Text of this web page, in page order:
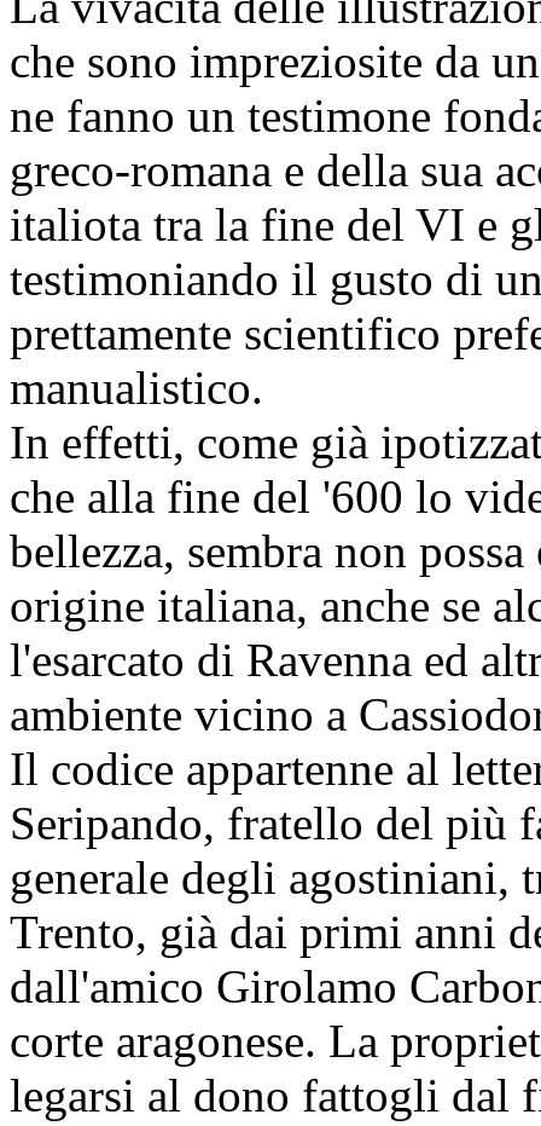
che sono impreziosite da
ne fanno un testimone
greco-romana e della sua
italiota tra la fine del VI e
testimoniando il gusto di
prettamente scientifico
manualistico.
In effetti, come già
che alla fine del '600 lo
bellezza, sembra non
origine italiana, anche se
l'esarcato di Ravenna ed
ambiente vicino a
Il codice appartenne al
Seripando, fratello del più
generale degli
Trento, già dai primi anni
dall'amico Girolamo
corte aragonese. La
legarsi al dono fattogli